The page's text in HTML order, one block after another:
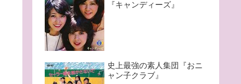
『キャンディーズ』
史上最強の素人集団『おニ
ャン子クラブ』